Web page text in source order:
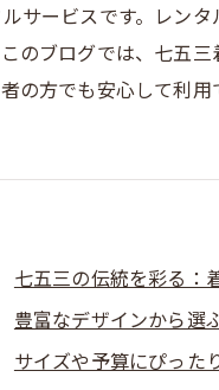
サービスです。レン
のブログでは、七五
の方でも安心して利
七五三の伝統を彩る：
豊富なデザインから選
サイズや予算にぴった